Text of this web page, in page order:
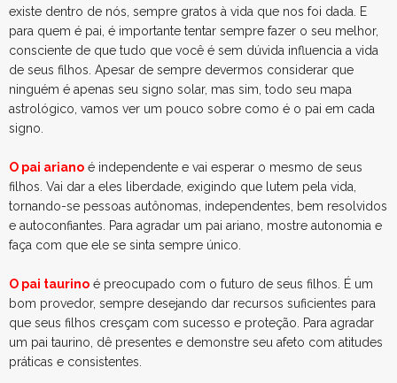
existe dentro de nós, sempre gratos à vida que nos foi dada. E
para quem é pai, é importante tentar sempre fazer o seu melhor,
consciente de que tudo que você é sem dúvida influencia a vida
de seus filhos. Apesar de sempre devermos considerar que
ninguém é apenas seu signo solar, mas sim, todo seu mapa
astrológico, vamos ver um pouco sobre como é o pai em cada
signo.
O pai ariano é independente e vai esperar o mesmo de seus
filhos. Vai dar a eles liberdade, exigindo que lutem pela vida,
tornando-se pessoas autônomas, independentes, bem resolvidos
e autoconfiantes. Para agradar um pai ariano, mostre autonomia e
faça com que ele se sinta sempre único.
O pai taurino é preocupado com o futuro de seus filhos. É um
bom provedor, sempre desejando dar recursos suficientes para
que seus filhos cresçam com sucesso e proteção. Para agradar
um pai taurino, dê presentes e demonstre seu afeto com atitudes
práticas e consistentes.